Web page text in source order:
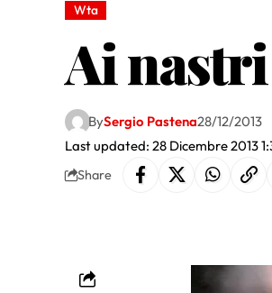
Wta
Ai
Last updated: 28 Dicembre 2013
BySergio Pastena28/12/2013
Share